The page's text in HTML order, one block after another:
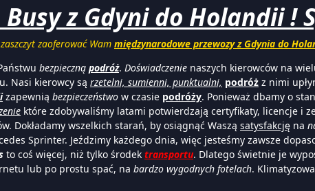
z Gdyni do Holandii !
zaoferować Wam międzynarodowe przewozy z Gdynia do
bezpieczną podróż. Doświadczenie naszych kierowców na
Nasi kierowcy są rzetelni, sumienni, punktualni, podróż z nimi
zapewnią bezpieczeństwo w czasie podróży. Ponieważ dbamy o
które zdobywaliśmy latami potwierdzają certyfikaty, licencje i
Dokładamy wszelkich starań, by osiągnąć Waszą satysfakcję na
Sprinter. Jeździmy każdego dnia, więc jesteśmy zawsze
to coś więcej, niż tylko środek transportu. Dlatego świetnie je
lub po prostu spać, na bardzo wygodnych fotelach.